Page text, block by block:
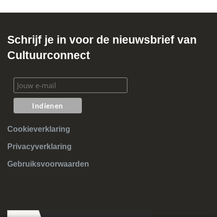
Schrijf je in voor de nieuwsbrief van
Cultuurconnect
Cookieverklaring
Privacyverklaring
Gebruiksvoorwaarden